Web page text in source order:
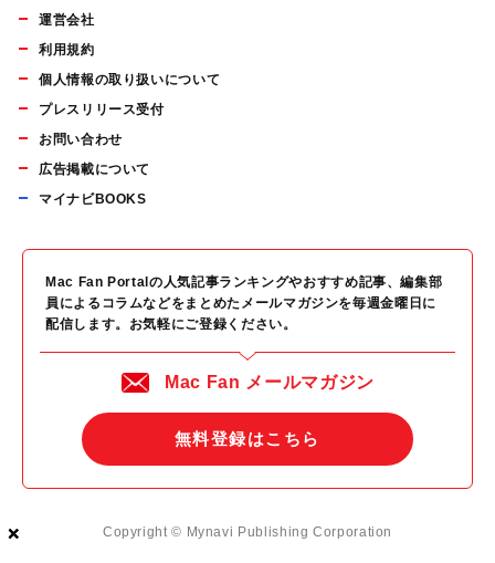
×
×
×
運営会社
利用規約
個人情報の取り扱いについて
プレスリリース受付
お問い合わせ
広告掲載について
マイナビBOOKS
Mac Fan Portalの人気記事ランキングやおすすめ記事、編集部
員によるコラムなどをまとめたメールマガジンを毎週金曜日に
配信します。お気軽にご登録ください。
Mac Fan メールマガジン
無料登録はこちら
Copyright © Mynavi Publishing Corporation